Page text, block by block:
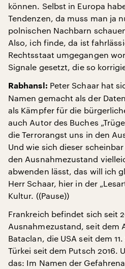
können. Selbst in Europa
Tendenzen, da muss man ja
polnischen Nachbarn
Also, ich finde, da ist
Rechtsstaat umgegangen
Signale gesetzt, die so
Rabhansl: Peter Schaar hat
Namen gemacht als der
als Kämpfer für die
auch Autor des Buches
die Terrorangst uns in den
Und wie sich dieser
den Ausnahmezustand
abwenden lässt, das will ich
Herr Schaar, hier in der
Kultur. ((Pause))
Frankreich befindet sich seit
Ausnahmezustand, seit dem
Bataclan, die USA seit dem
Türkei seit dem Putsch 2016.
das: Im Namen der